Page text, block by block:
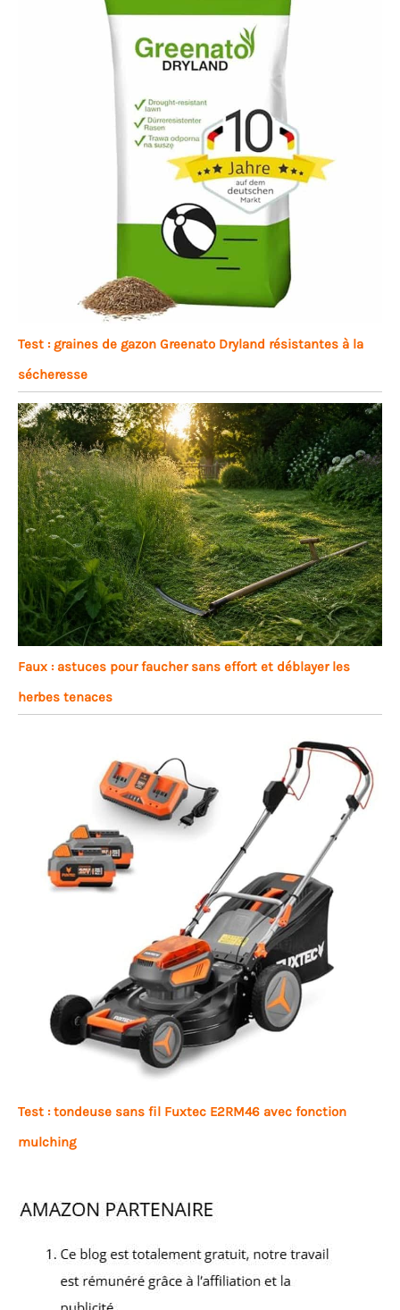
Test : graines de gazon Greenato Dryland résistantes à la
sécheresse
Faux : astuces pour faucher sans effort et déblayer les
herbes tenaces
Test : tondeuse sans fil Fuxtec E2RM46 avec fonction
mulching